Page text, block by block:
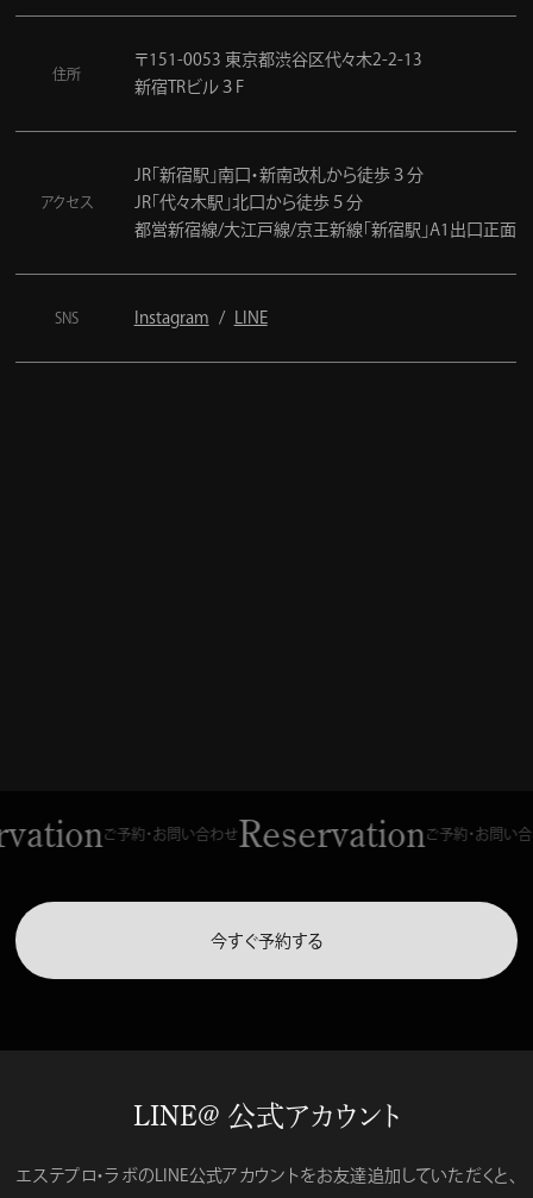
住所
〒151-0053 東京都渋谷区代々木2-2-13
新宿TRビル３F
アクセス
JR「新宿駅」南口・新南改札から徒歩３分
JR「代々木駅」北口から徒歩５分
都営新宿線/大江戸線/京王新線「新宿駅」A1出口正面
SNS Instagram LINE
ご予約・お問い合わせReservationご予約・お問い合
今すぐ予約する
LINE@ 公式アカウント
エステプロ・ラボのLINE公式アカウントをお友達追加していただくと、